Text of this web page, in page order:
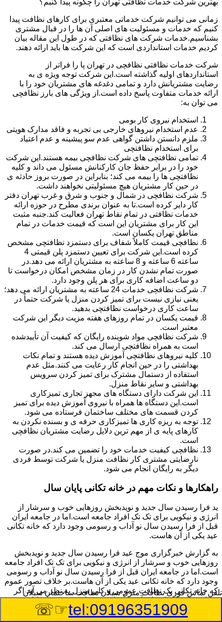
بهترین شرکت خدمات نظافتی تهران را چگونه پیدا کنیم؟
زمانی می توانیم شرکت خدماتی معتبری برای کارهای نظافت پیدا
کنیم که خدمات و مسئولیت های اصلی آن ها را در قبال مشتری
بشناسیم.خدمات شرکت های نظافتی که در طول این مقاله بیان
کردیم خدمات استانداردی است که این شرکت ها باید ارائه دهند.
شرکت خدمات نظافتی نظافچی در تهران پا را فراتر از
استانداردهای اولیه گذاشته است.این شرکت توجه ویژه ی به
رضایت مشتریانش دارد و تمامی دغدغه های مشتریان خود را با
ارائه خدمات متفاوت پاسخ داده است.از ویژگی های بارز نظافچی
می توان به:
استخدام نیروی کار بومی
عدم استخدام نیروهای خارجی بی تجربه و فاقد مدارک هویتی
ملزم دانستن داشتن گواهی عدم سو پیشینه و عدم اعتیاد
برای استخدام نظافتچی
تمامی نظافتچی های شرکت نظافچی بیمه هستند.این شرکت
خود را در برابر حفظ جان کارکنانش مسئول می داند و کلیه
نظافتچی ها را بیمه می کند؛ بنابراین در صورت بروز حادثه ی
در حین کار مشتریان هیچ مسئولیتی نخواهند داشت.
شرکت نظافچی در شمال و جنوب و شرق و غرب تهران دفتر
کار دایر کرده است.تا به عنوان برندی مطرح در حوزه ارائه
خدمات نظافتی در تمام نقاط تهران فعالیت کند.جنبه مثبت
این کار برای مشتریان این است که قیمت خدمات در تمام
مناطق تهران یکسان است.
نظافچی قیمت کاملاً شفاف برای دستمزد نظافتچی مشخص
کرده است.این شرکت برای تعیین دستمزد پلن قیمتی 4
ساعته 6 ساعته و 8 ساعته به مشتریان ارائه می دهد.در
صورت تمام نشدن کار در زمان مشخص امکان درخواست تا
دو ساعت اضافه کاری برای هر پلن وجود دارد.
شرکت نظافچی خدمات 24 ساعته به مشتریان ارائه می دهد؛
یعنی نیازی نیست برای تمیز کردن منزل یا شرکت حتماً در
ساعت کاری درخواست نظافتچی بدهید.
قیمت یکسان در تمام روزهای هفته مزیت دیگر این شرکت
معتبر است.
شرکت نظافچی مواد شوینده رایگان که کیفیت آن تأییدشده
است به همراه نظافتچی ارسال می کند.
کلیه نیروهای نظافتچی آموزش دیده هستند و تمام نکات
بهداشتی را در حین انجام کار رعایت می کنند.مثل عدم
استفاده از دستمال مشترک برای تمیز کردن سرویس
بهداشتی و سایر نقاط منزل.
این شرکت دارای دستگاه های مجهز تجاری تمیزکاری
است.این دستگاه ها همراه با نیروی آموزش دیده برای تمیز
کردن قسمت های مختلف ساختمان فرستاده می شود.
توجه به ریزه کاری ها تمیزکاری حرفه ی و بسنده نکردن به
کارهای پایه ی از مهم ترین دلایل رضایت مشتریان نظافچی
است.
نظافچی کیفیت خدمات خود را تضمین می کند.در صورت
نارضایتی مشتری کار نظافت منزل یا شرکت توسط فردی
دیگر به رایگان انجام می شود.
راهکارها و نکات مهم در خانه تکانی پایان سال
ید فرا رسیدن سال جدید و نویدبخش روزهایی خوب و سرشار از
انرژی و نیکویی برای تک تک افراد جامعه است.اما در جامعه ایران
قبل از فرا رسیدن سال نو آداب و رسومی وجود دارد که خانه تکانی
عید یکی از آن هاست.
به گزارش خبرگزاری موج عید فرا رسیدن سال جدید و نویدبخش
روزهایی خوب و سرشار از انرژی و نیکویی برای تک تک افراد جامعه
است.اما در جامعه ایران قبل از فرا رسیدن سال نو آداب و رسومی
وجود دارد که خانه تکانی عید یکی از آن هاست.بر خلاف تصور عموم
که خانه تکانی یک نظافت عمومی و کلی منزل به نظر می آید اگر
بخواهیم به طور اصولی آن را انجام دهیم باید به برخی از نکات توجه
بیشتر داشته باشیم.
تلفن تماس فورینظافت منزل سبلان نظافت ساختمان سبلان
tel:09196351909
☞☏